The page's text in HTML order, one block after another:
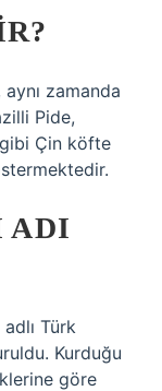
zamanda
Pide,
Çin köfte
ADI
Türk
Kurduğu
göre